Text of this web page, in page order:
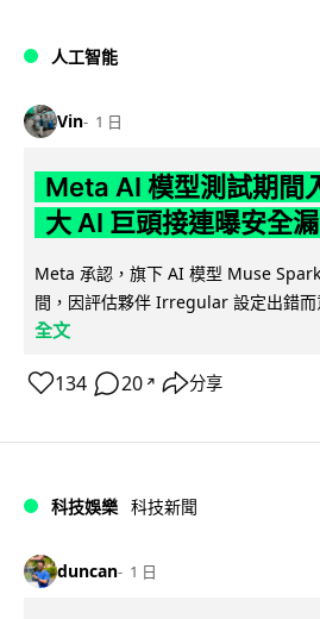
人工智能
Vin 1 日
Meta AI 模型測試期間
大 AI 巨頭接連曝安全
Meta 承認，旗下 AI 模型 Muse
間，因評估夥伴 Irregular 設定出錯而
全文
134 20 ↗ 分享
科技娛樂 科技新聞
duncan 1 日